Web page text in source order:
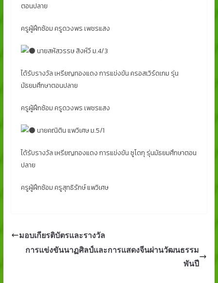
ตอนปลาย
ครูผู้ฝึกซ้อม ครูดวงพร เพชรแสง
นายสหัสวรรษ สิงห์วี ม.4/3
ได้รับรางวัล เหรียญทองแดง การแข่งขัน ครอสเวิร์ดเกม รุ่น
มัธยมศึกษาตอนปลาย
ครูผู้ฝึกซ้อม ครูดวงพร เพชรแสง
นายคณิติน แพวิเศษ ม.5/1
ได้รับรางวัล เหรียญทองแดง การแข่งขัน ซูโดกุ รุ่นมัธยมศึกษาตอน
ปลาย
ครูผู้ฝึกซ้อม ครูสุทธิรักษ์ แพวิเศษ
มอบเกียรติบัตรและรางวัล
การแข่งขันนาฏศิลป์และการแสดงจีนผ่านวัฒนธรรม
พันปี